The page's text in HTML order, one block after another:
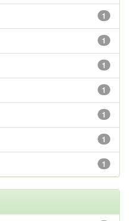
1
1
1
1
1
1
1